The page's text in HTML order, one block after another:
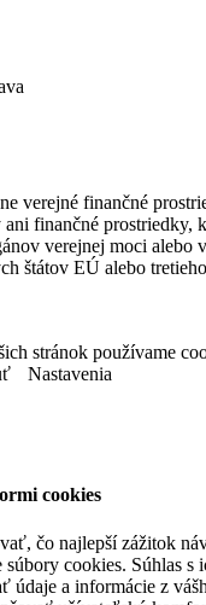
verejné finančné
finančné prostriedky,
verejnej moci alebo
štátov EÚ alebo
stránok používame
Nastavenia
cookies
čo najlepší zážitok
cookies. Súhlas s
údaje a informácie z